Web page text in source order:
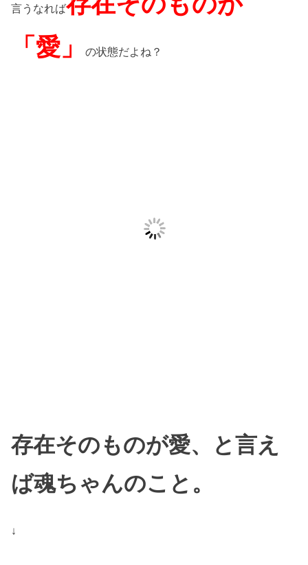
言うなれば
「愛」の状態だよね？
存在そのものが愛、と言え
ば魂ちゃんのこと。
↓